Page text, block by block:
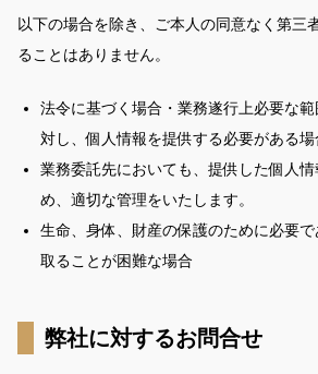
以下の場合を除き、ご本人の同意なく第三
ることはありません。
法令に基づく場合・業務遂行上必要な
対し、個人情報を提供する必要がある場
業務委託先においても、提供した個人
め、適切な管理をいたします。
生命、身体、財産の保護のために必要
取ることが困難な場合
弊社に対するお問合せ